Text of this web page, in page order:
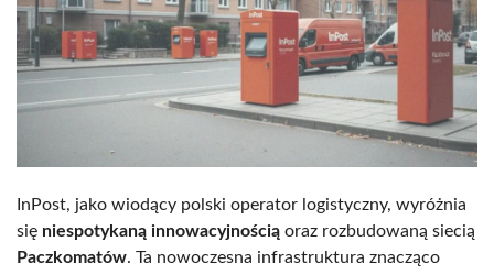
InPost, jako wiodący polski operator logistyczny, wyróżnia
się niespotykaną innowacyjnością oraz rozbudowaną siecią
Paczkomatów. Ta nowoczesna infrastruktura znacząco